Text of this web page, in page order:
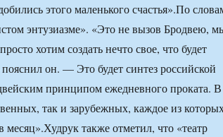
этого маленького счастья».По
энтузиазме». «Это не вызов Бродвею,
хотим создать нечто свое, что будет
он. — Это будет синтез российской
принципом ежедневного проката. В
так и зарубежных, каждое из
также отметил, что «театр